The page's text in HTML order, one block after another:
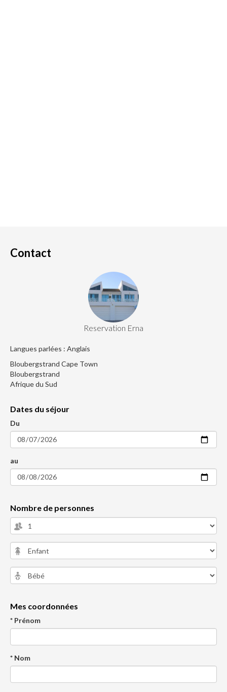
Contact
Reservation Erna
Langues parlées : Anglais
Bloubergstrand Cape Town
Bloubergstrand
Afrique du Sud
Dates du séjour
Du
au
Nombre de personnes
Mes coordonnées
* Prénom
* Nom